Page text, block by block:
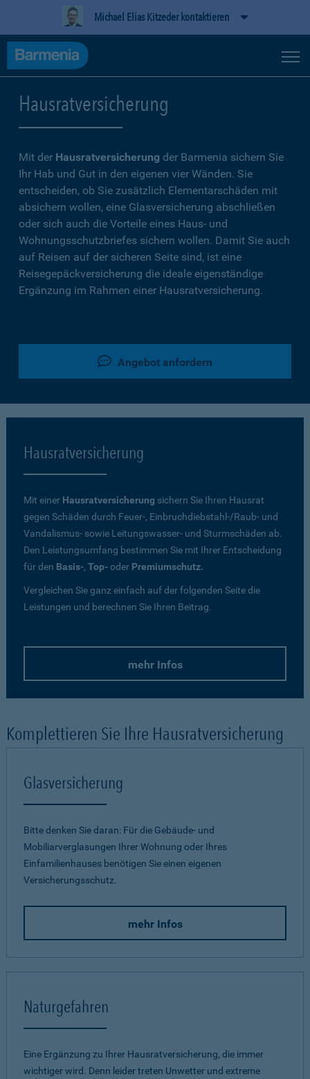
Michael Elias Kitzeder kontaktieren
Hausratversicherung
Mit der Hausratversicherung der Barmenia sichern Sie
Ihr Hab und Gut in den eigenen vier Wänden. Sie
entscheiden, ob Sie zusätzlich Elementarschäden mit
absichern wollen, eine Glasversicherung abschließen
oder sich auch die Vorteile eines Haus- und
Wohnungsschutzbriefes sichern wollen. Damit Sie auch
auf Reisen auf der sicheren Seite sind, ist eine
Reisegepäckversicherung die ideale eigenständige
Ergänzung im Rahmen einer Hausratversicherung.
Angebot anfordern
Hausratversicherung
Mit einer Hausratversicherung sichern Sie Ihren Hausrat
gegen Schäden durch Feuer-, Einbruchdiebstahl-/Raub- und
Vandalismus- sowie Leitungswasser- und Sturmschäden ab.
Den Leistungsumfang bestimmen Sie mit Ihrer Entscheidung
für den Basis-, Top-oder Premiumschutz.
Vergleichen Sie ganz einfach auf der folgenden Seite die
Leistungen und berechnen Sie Ihren Beitrag.
mehr Infos
Komplettieren Sie Ihre Hausratversicherung
Glasversicherung
Bitte denken Sie daran: Für die Gebäude- und
Mobiliarverglasungen Ihrer Wohnung oder Ihres
Einfamilienhauses benötigen Sie einen eigenen
Versicherungsschutz.
mehr Infos
Naturgefahren
Eine Ergänzung zu Ihrer Hausratversicherung, die immer
wichtiger wird. Denn leider treten Unwetter und extreme